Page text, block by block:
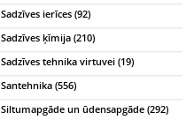
Sadzīves ierīces (92)
Sadzīves ķīmija (210)
Sadzīves tehnika virtuvei (19)
Santehnika (556)
Siltumapgāde un ūdensapgāde (292)